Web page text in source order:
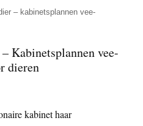
– kabinetsplannen vee-
Kabinetsplannen vee-
dieren
kabinet haar